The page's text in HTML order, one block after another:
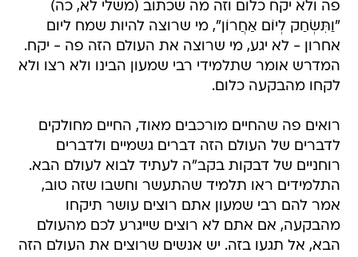
פה ולא יקח כלום וזה מה שכתוב (משלי לא, כה)
"וַתִּשְׂחַק לְיוֹם אַחֲרוֹן", מי שרוצה להיות שמח ליום
אחרון - לא יגע, מי שרוצה את העולם הזה פה - יקח.
המדרש אומר שתלמידי רבי שמעון הבינו ולא רצו ולא
לקחו מהבקעה כלום.
רואים פה שהחיים מורכבים מאוד, החיים מחולקים
לדברים של העולם הזה דברים גשמיים ולדברים
רוחניים של דבקות בקב"ה לעתיד לבוא לעולם הבא.
התלמידים ראו תלמיד שהתעשר וחשבו שזה טוב,
אמר להם רבי שמעון אתם רוצים עושר תיקחו
מהבקעה, אם אתם לא רוצים שייגרע לכם מהעולם
הבא, אל תגעו בזה. יש אנשים שרוצים את העולם הזה